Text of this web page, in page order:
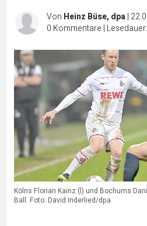
Von Heinz Büse, dpa|
0 Kommentare |
Kölns Florian Kainz (l) und Bochums
Ball. Foto: David Inderlied/dpa